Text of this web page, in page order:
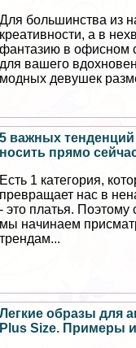
Для большинства из
креативности, а в
фантазию в офисном
для вашего
модных дeвyшек
5 важных
носить прямо
Есть 1 категория,
превращает нас в
- это платья. Поэтому
мы начинаем
трендам...
Легкие образы для
Plus Size. Примеры